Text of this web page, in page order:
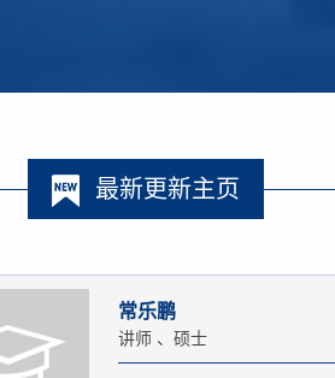
最新更新主页
常乐鹏
讲师 、硕士